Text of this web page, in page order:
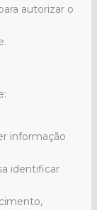
autorizar o
informação
identificar